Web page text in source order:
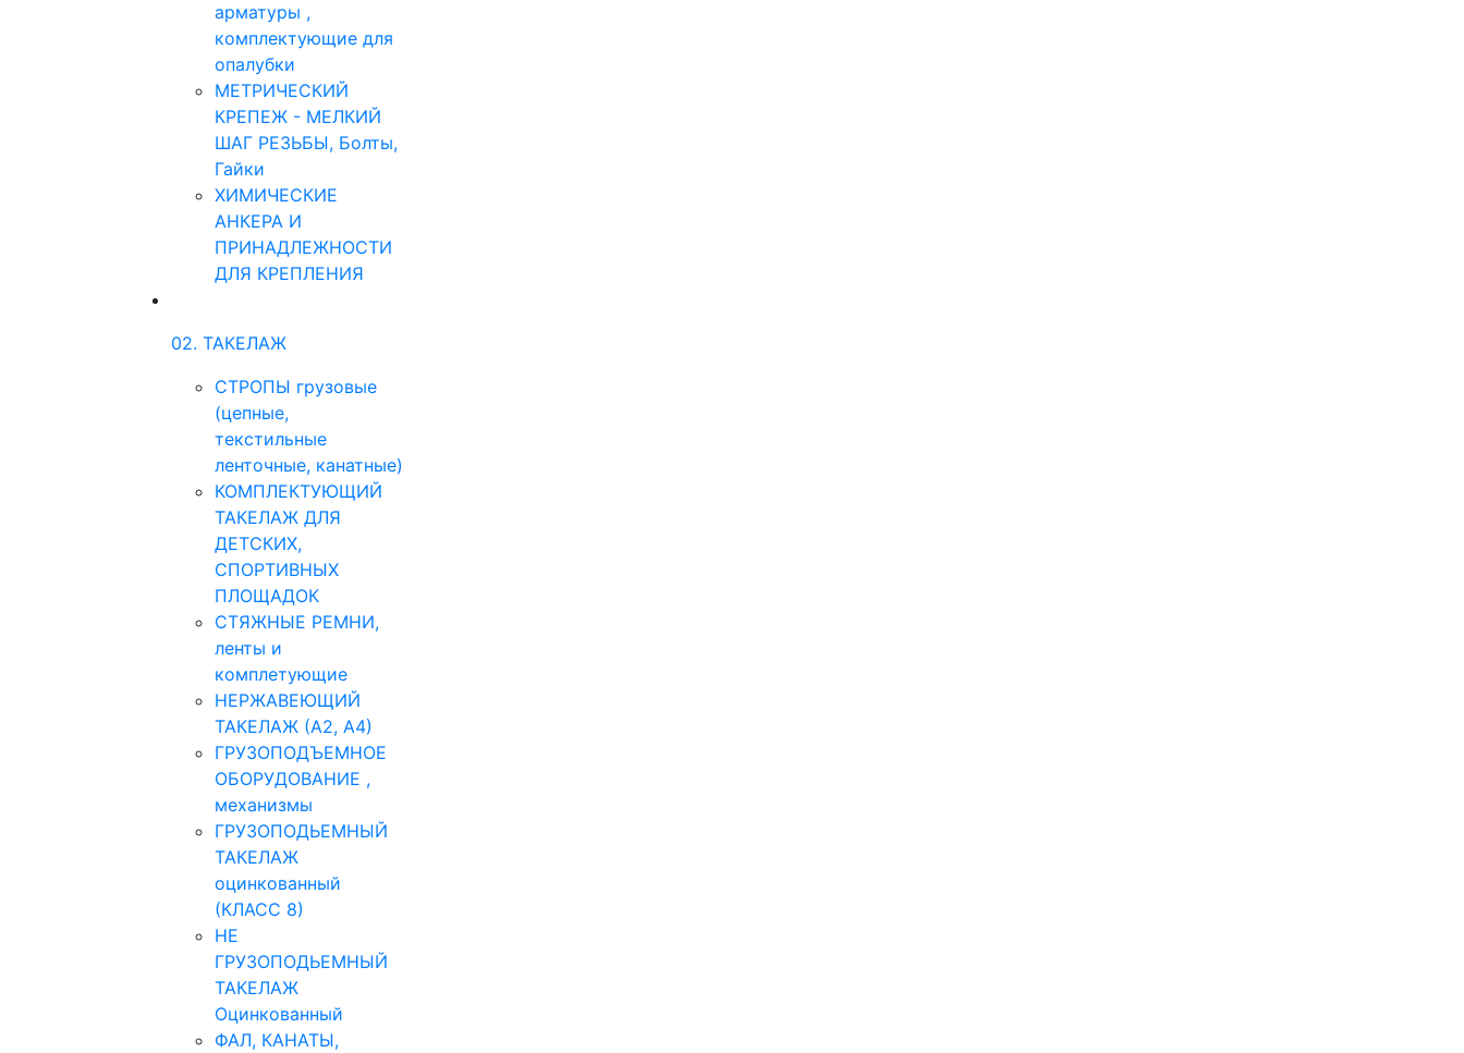
арматуры ,
комплектующие для
опалубки
МЕТРИЧЕСКИЙ
КРЕПЕЖ - МЕЛКИЙ
ШАГ РЕЗЬБЫ, Болты,
Гайки
ХИМИЧЕСКИЕ
АНКЕРА И
ПРИНАДЛЕЖНОСТИ
ДЛЯ КРЕПЛЕНИЯ
02. ТАКЕЛАЖ
СТРОПЫ грузовые
(цепные,
текстильные
ленточные, канатные)
КОМПЛЕКТУЮЩИЙ
ТАКЕЛАЖ ДЛЯ
ДЕТСКИХ,
СПОРТИВНЫХ
ПЛОЩАДОК
СТЯЖНЫЕ РЕМНИ,
ленты и
комплетующие
НЕРЖАВЕЮЩИЙ
ТАКЕЛАЖ (А2, А4)
ГРУЗОПОДЪЕМНОЕ
ОБОРУДОВАНИЕ ,
механизмы
ГРУЗОПОДЬЕМНЫЙ
ТАКЕЛАЖ
оцинкованный
(КЛАСС 8)
НЕ
ГРУЗОПОДЬЕМНЫЙ
ТАКЕЛАЖ
Оцинкованный
ФАЛ, КАНАТЫ,